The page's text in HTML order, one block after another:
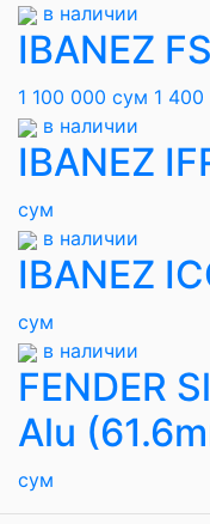
в наличии
IBANEZ
1 100 000 сум 1
в наличии
IBANEZ
сум
в наличии
IBANEZ
сум
в наличии
FENDER
Alu
сум